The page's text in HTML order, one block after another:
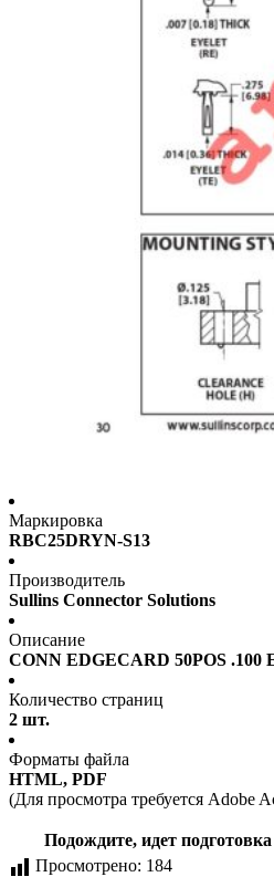
Маркировка
RBC25DRYN-S13
Производитель
Sullins Connector Solutions
Описание
CONN EDGECARD 50POS .100
Количество страниц
2 шт.
Форматы файла
HTML, PDF
(Для просмотра требуется Adobe
Подождите, идет
Просмотрено: 184